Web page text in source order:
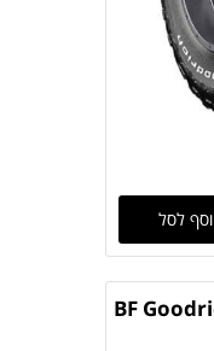
לסל
BF